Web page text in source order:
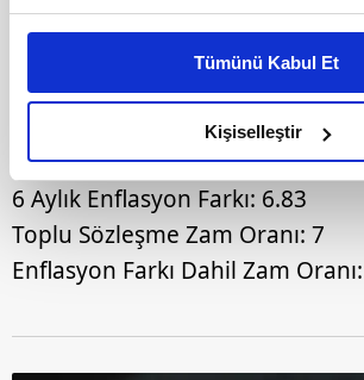
Bu çerezlere izin vermeniz halinde
daha iyi reklam deneyimi yaşatabiliriz.
amacımızın size daha iyi bir reklam
olduğunu ve sizlere en iyi içerikleri
elimizden gelen çabayı gösterdiğimizi
reklamların maliyetlerimizi karşılamak
kalemimiz olduğunu sizlere hatırlatmak
Her halükârda, kullanıcılar, bu çerezlere
Tümünü Kabul Et
Kişiselleştir
KÜMÜLATİF ZAM
6 Aylık Enflasyon: 18.58
6 Aylık Enflasyon Farkı: 6.83
Toplu Sözleşme Zam Oranı: 7
Enflasyon Farkı Dahil Zam